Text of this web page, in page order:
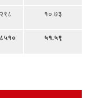
१०.७३
५१.५९